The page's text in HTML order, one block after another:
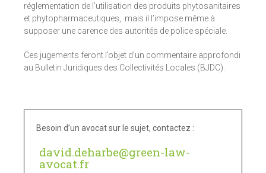
réglementation de l’utilisation des produits phytosanitaires
et phytopharmaceutiques, mais il l’impose même à
supposer une carence des autorités de police spéciale.
Ces jugements feront l’objet d’un commentaire approfondi
au Bulletin Juridiques des Collectivités Locales (BJDC).
Besoin d’un avocat sur le sujet, contactez :
david.deharbe@green-law-
avocat.fr